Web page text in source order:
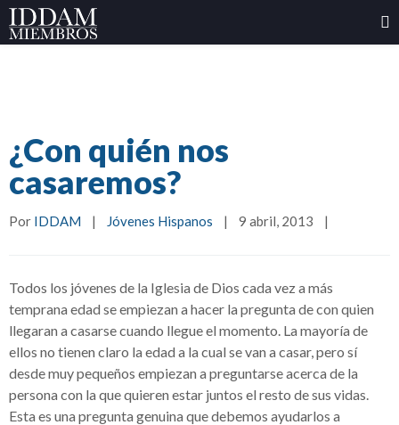
¿Con quién nos
casaremos?
Por IDDAM | Jóvenes Hispanos | 9 abril, 2013 |
Todos los jóvenes de la Iglesia de Dios cada vez a más
temprana edad se empiezan a hacer la pregunta de con quien
llegaran a casarse cuando llegue el momento. La mayoría de
ellos no tienen claro la edad a la cual se van a casar, pero sí
desde muy pequeños empiezan a preguntarse acerca de la
persona con la que quieren estar juntos el resto de sus vidas.
Esta es una pregunta genuina que debemos ayudarlos a